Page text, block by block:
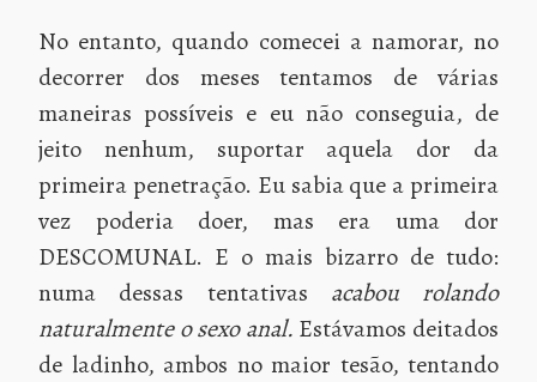
No entanto, quando comecei a namorar, no
decorrer dos meses tentamos de várias
maneiras possíveis e eu não conseguia, de
jeito nenhum, suportar aquela dor da
primeira penetração. Eu sabia que a primeira
vez poderia doer, mas era uma dor
DESCOMUNAL. E o mais bizarro de tudo:
numa dessas tentativas acabou rolando
naturalmente o sexo anal. Estávamos deitados
de ladinho, ambos no maior tesão, tentando